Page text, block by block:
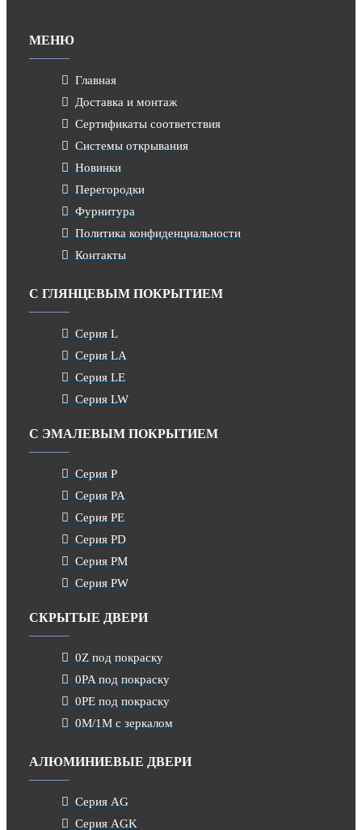
МЕНЮ
Главная
Доставка и монтаж
Сертификаты соответствия
Системы открывания
Новинки
Перегородки
Фурнитура
Политика конфиденциальности
Контакты
С ГЛЯНЦЕВЫМ ПОКРЫТИЕМ
Серия L
Серия LA
Серия LE
Серия LW
С ЭМАЛЕВЫМ ПОКРЫТИЕМ
Серия P
Серия PA
Серия PE
Серия PD
Серия PM
Серия PW
СКРЫТЫЕ ДВЕРИ
0Z под покраску
0PA под покраску
0PE под покраску
0M/1M с зеркалом
АЛЮМИНИЕВЫЕ ДВЕРИ
Серия AG
Серия AGK